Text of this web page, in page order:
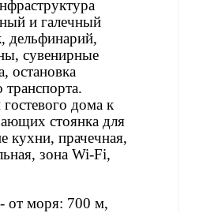
и галечный
дельфинарий,
сувенирные
остановка
дома к
стоянка для
кухни, прачечная,
зона Wi-Fi,
от моря: 700 м,